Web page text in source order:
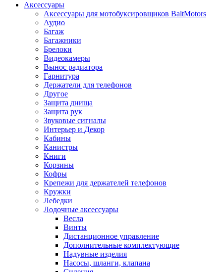
Аксессуары
Аксессуары для мотобуксировщиков BaltMotors
Аудио
Багаж
Багажники
Брелоки
Видеокамеры
Вынос радиатора
Гарнитура
Держатели для телефонов
Другое
Защита днища
Защита рук
Звуковые сигналы
Интерьер и Декор
Кабины
Канистры
Книги
Корзины
Кофры
Крепежи для держателей телефонов
Кружки
Лебедки
Лодочные аксессуары
Весла
Винты
Дистанционное управление
Дополнительные комплектующие
Надувные изделия
Насосы, шланги, клапана